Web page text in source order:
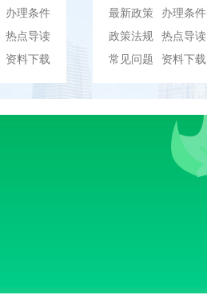
办理条件
热点导读
资料下载
最新政策
办理条件
政策法规
热点导读
常见问题
资料下载